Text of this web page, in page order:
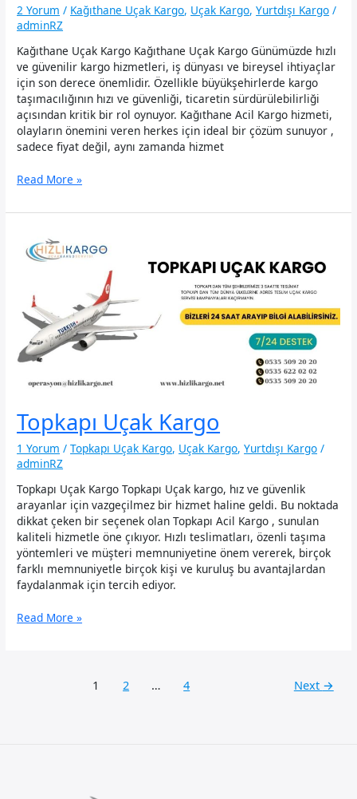
2 Yorum / Kağıthane Uçak Kargo, Uçak Kargo,Yurtdışı Kargo /
adminRZ
Kağıthane Uçak Kargo Kağıthane Uçak Kargo Günümüzde hızlı
ve güvenilir kargo hizmetleri, iş dünyası ve bireysel ihtiyaçlar
için son derece önemlidir. Özellikle büyükşehirlerde kargo
taşımacılığının hızı ve güvenliği, ticaretin sürdürülebilirliği
açısından kritik bir rol oynuyor. Kağıthane Acil Kargo hizmeti,
olayların önemini veren herkes için ideal bir çözüm sunuyor ,
sadece fiyat değil, aynı zamanda hizmet
Kağıthane
Kargo
Read More »
Topkapı Uçak Kargo
1 Yorum /Topkapı Uçak Kargo, Uçak Kargo,Yurtdışı Kargo /
adminRZ
Topkapı Uçak Kargo Topkapı Uçak kargo, hız ve güvenlik
arayanlar için vazgeçilmez bir hizmet haline geldi. Bu noktada
dikkat çeken bir seçenek olan Topkapı Acil Kargo , sunulan
kaliteli hizmetle öne çıkıyor. Hızlı teslimatları, özenli taşıma
yöntemleri ve müşteri memnuniyetine önem vererek, birçok
farklı memnuniyetle birçok kişi ve kuruluş bu avantajlardan
faydalanmak için tercih ediyor.
Topkapı
Read More »
1 2 … 4 Next →